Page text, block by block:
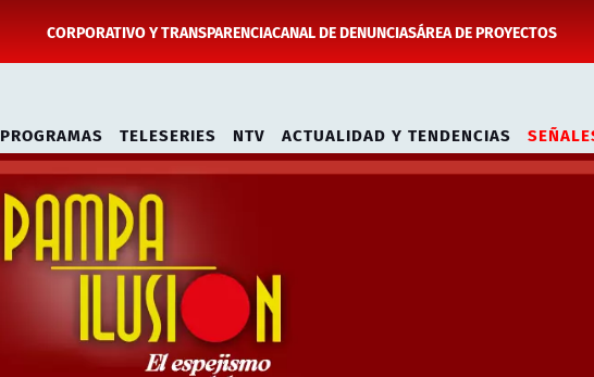
CORPORATIVO Y TRANSPARENCIACANAL DE DENUNCIASÁREA DE PROYECTOS
PROGRAMAS TELESERIES NTV ACTUALIDAD Y TENDENCIAS